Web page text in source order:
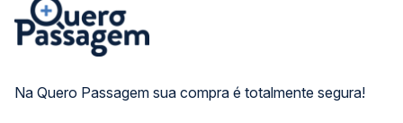
Na Quero Passagem sua compra é totalmente segura!